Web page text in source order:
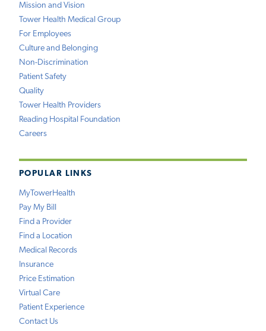
Mission and Vision
Tower Health Medical Group
For Employees
Culture and Belonging
Non-Discrimination
Patient Safety
Quality
Tower Health Providers
Reading Hospital Foundation
Careers
POPULAR LINKS
MyTowerHealth
Pay My Bill
Find a Provider
Find a Location
Medical Records
Insurance
Price Estimation
Virtual Care
Patient Experience
Contact Us